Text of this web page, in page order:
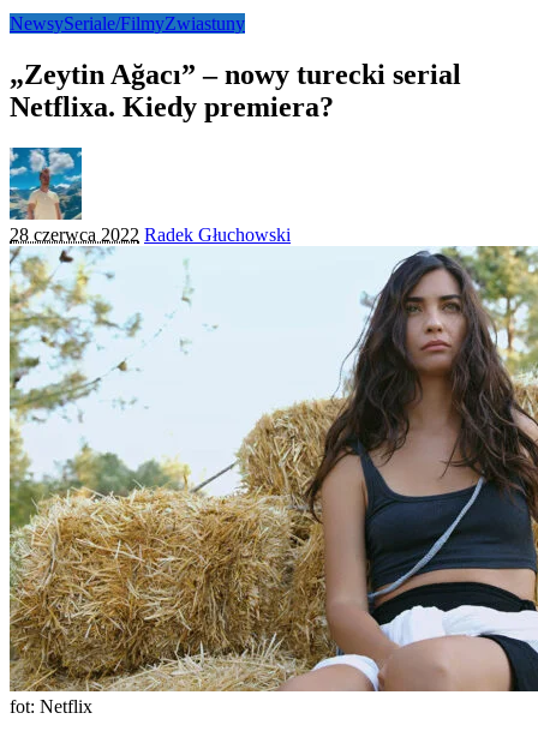
NewsySeriale/FilmyZwiastuny
„Zeytin Ağacı” – nowy turecki serial
Netflixa. Kiedy premiera?
28 czerwca 2022 Posted
Radek Głuchowski
fot: Netflix